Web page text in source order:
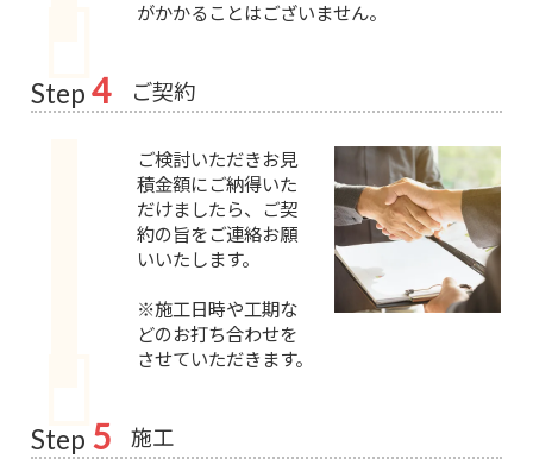
がかかることはございません。
Step 4 ご契約
ご検討いただきお見
積金額にご納得いた
だけましたら、ご契
約の旨をご連絡お願
いいたします。
※施工日時や工期な
どのお打ち合わせを
させていただきます。
Step 5 施工